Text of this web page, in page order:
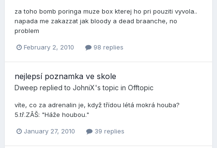
za toho bomb poringa muze box kterej ho pri pouziti vyvola..
napada me zakazzat jak bloody a dead braanche, no
problem
February 2, 2010 98 replies
nejlepsí­ poznamka ve skole
Dweep replied to JohniX's topic in Offtopic
ví­te, co za adrenalin je, když tří­dou létá mokrá houba?
5.tř.ZÂŠ: "Háže houbou."
January 27, 2010 39 replies